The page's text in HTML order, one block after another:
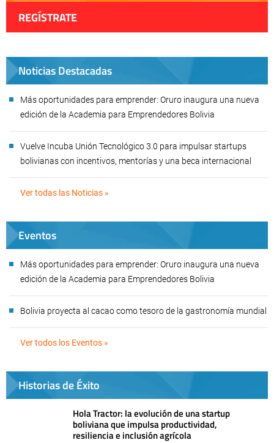
REGÍSTRATE
Noticias Destacadas
Más oportunidades para emprender: Oruro inaugura una nueva
edición de la Academia para Emprendedores Bolivia
Vuelve Incuba Unión Tecnológico 3.0 para impulsar startups
bolivianas con incentivos, mentorías y una beca internacional
Ver todas las Noticias »
Eventos
Más oportunidades para emprender: Oruro inaugura una nueva
edición de la Academia para Emprendedores Bolivia
Bolivia proyecta al cacao como tesoro de la gastronomía mundial
Ver todos los Eventos »
Historias de Éxito
Hola Tractor: la evolución de una startup
boliviana que impulsa productividad,
resiliencia e inclusión agrícola